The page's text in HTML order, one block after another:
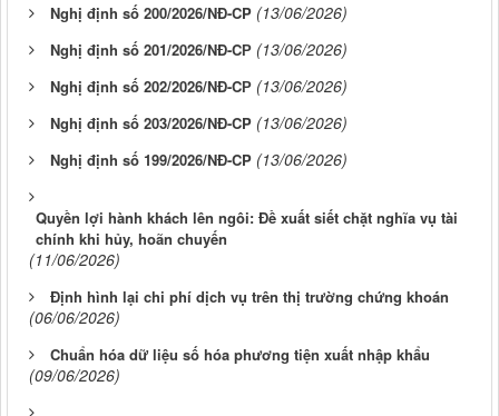
Nghị định số 200/2026/NĐ-CP (13/06/2026)
Nghị định số 201/2026/NĐ-CР (13/06/2026)
Nghị định số 202/2026/NĐ-CР (13/06/2026)
Nghị định số 203/2026/NĐ-CP (13/06/2026)
Nghị định số 199/2026/NĐ-CP (13/06/2026)
Quyền lợi hành khách lên ngôi: Đề xuất siết chặt nghĩa vụ tài
chính khi hủy, hoãn chuyến
(11/06/2026)
Định hình lại chi phí dịch vụ trên thị trường chứng khoán
(06/06/2026)
Chuẩn hóa dữ liệu số hóa phương tiện xuất nhập khẩu
(09/06/2026)